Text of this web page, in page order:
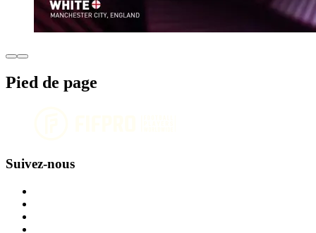
Pied de page
Suivez-nous